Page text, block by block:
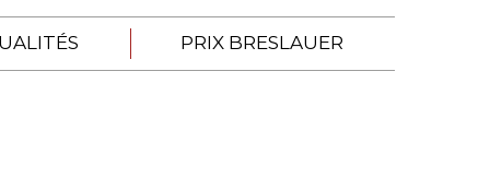
PRIX BRESLAUER